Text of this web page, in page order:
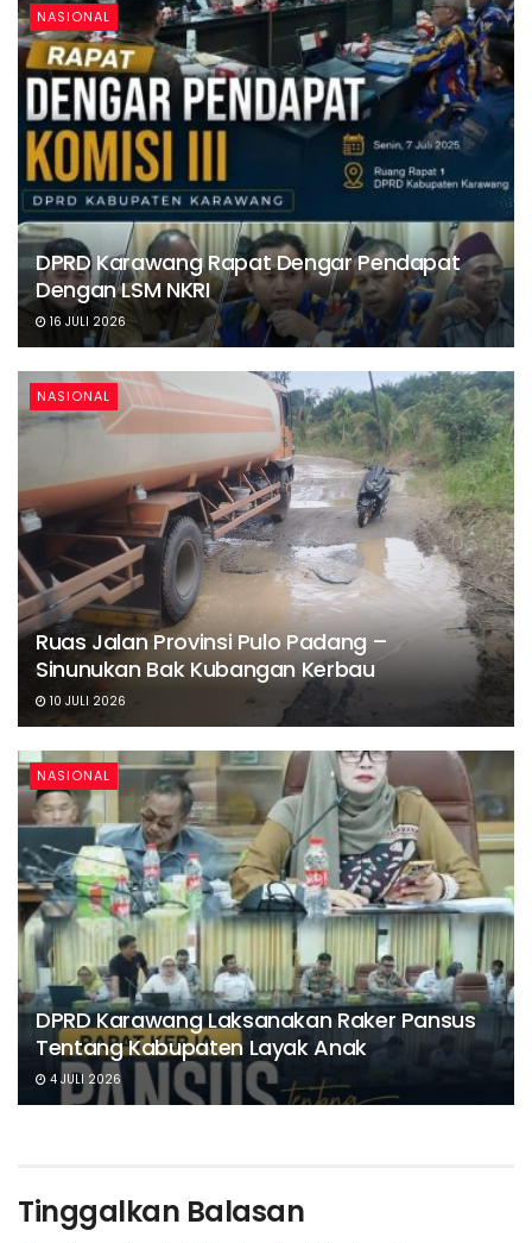
NASIONAL
DPRD Karawang Rapat Dengar Pendapat
Dengan LSM NKRI
16 JULI 2026
NASIONAL
Ruas Jalan Provinsi Pulo Padang –
Sinunukan Bak Kubangan Kerbau
10 JULI 2026
NASIONAL
DPRD Karawang Laksanakan Raker Pansus
Tentang Kabupaten Layak Anak
4 JULI 2026
Tinggalkan Balasan